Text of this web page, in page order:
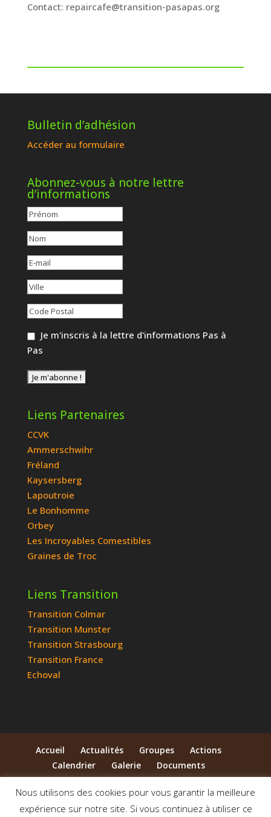
Contact: repaircafe@transition-pasapas.org
Bulletin d’adhésion
Accéder au formulaire
Abonnez-vous à notre lettre
d’informations
Je m'inscris à la lettre d'informations Pas à
Pas
Liens Partenaires
CCVK
Ammerschwihr
Fréland
Kaysersberg
Lapoutroie
Le Bonhomme
Orbey
Les Incroyables Comestibles
Graines de Troc
Liens Transition
Transition Colmar
Transition Munster
Transition Strasbourg
Transition France
Echoval
Accueil Actualités Groupes
Actions
Calendrier
Galerie
Documents
Qui sommes-nous ?
Contact
© 2014-2026 Association Pas à Pas - Vallée de la
Nous utilisons des cookies pour vous garantir la meilleure
expérience sur notre site. Si vous continuez à utiliser ce